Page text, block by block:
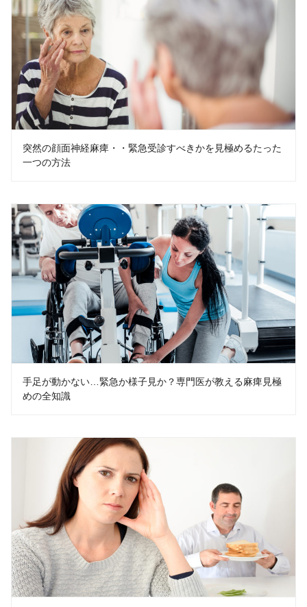
突然の顔面神経麻痺・・緊急受診すべきかを見極めるたった
一つの方法
手足が動かない…緊急か様子見か？専門医が教える麻痺見極
めの全知識